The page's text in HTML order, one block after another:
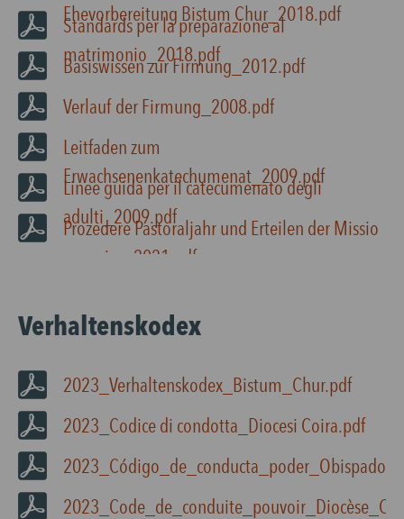
Ehevorbereitung Bistum Chur_2018.pdf
Standards per la preparazione al
matrimonio_2018.pdf
Basiswissen zur Firmung_2012.pdf
Verlauf der Firmung_2008.pdf
Leitfaden zum
Erwachsenenkatechumenat_2009.pdf
Linee guida per il catecumenato degli
adulti_2009.pdf
Prozedere Pastoraljahr und Erteilen der Missio
canonica_2021.pdf
Verhaltenskodex
2023_Verhaltenskodex_Bistum_Chur.pdf
2023_Codice di condotta_Diocesi Coira.pdf